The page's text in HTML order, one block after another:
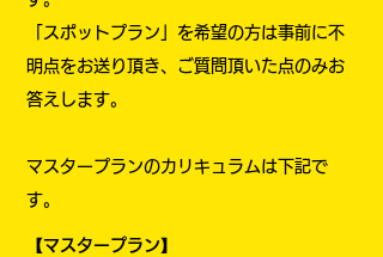
「スポットプラン」を希望の方は事前に不
明点をお送り頂き、ご質問頂いた点のみお
答えします。​
​マスタープランのカリキュラムは下記で
す。
​【マスタープラン】